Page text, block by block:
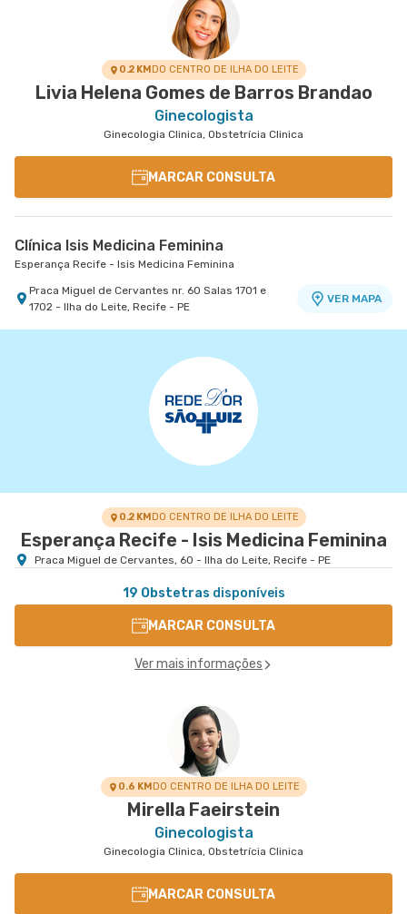
0.2 KMDO CENTRO DE ILHA DO LEITE
Livia Helena Gomes de Barros Brandao
Ginecologista
Ginecologia Clinica, Obstetrícia Clinica
MARCAR CONSULTA
Clínica Isis Medicina Feminina
Esperança Recife - Isis Medicina Feminina
Praca Miguel de Cervantes nr. 60 Salas 1701 e
1702 - Ilha do Leite, Recife - PE
VER MAPA
0.2 KMDO CENTRO DE ILHA DO LEITE
Esperança Recife - Isis Medicina Feminina
Praca Miguel de Cervantes, 60 - Ilha do Leite, Recife - PE
19 Obstetras disponíveis
MARCAR CONSULTA
Ver mais informações
0.6 KMDO CENTRO DE ILHA DO LEITE
Mirella Faeirstein
Ginecologista
Ginecologia Clinica, Obstetrícia Clinica
MARCAR CONSULTA